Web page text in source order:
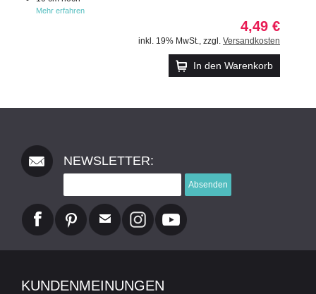
Mehr erfahren
4,49 €
inkl. 19% MwSt. zzgl. Versandkosten
In den Warenkorb
NEWSLETTER:
Absenden
KUNDENMEINUNGEN